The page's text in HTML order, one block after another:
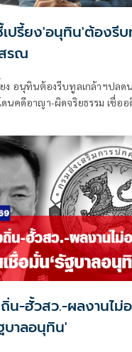
ปรี้ยง'อนุทิน'ต้องรีบ
รณ
ง อนุทินต้องรีบทูลเกล้าฯปลด
นคดีอาญา-ผิดจริยธรรม เชื่ออ
น-ฮั้วสว.-ผลงานไม่
บาลอนุทิน'